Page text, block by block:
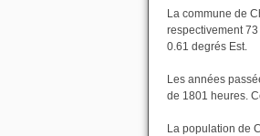
La commune de
respectivement
0.61 degrés Est.
Les années
de 1801 heures.
La population de